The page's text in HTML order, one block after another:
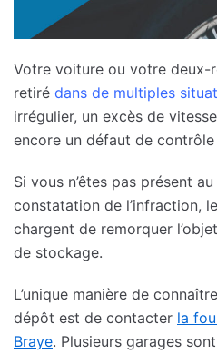
Votre voiture ou votre deux-
retiré dans de multiples
irrégulier, un excès de
encore un défaut de contrôle
Si vous n’êtes pas présent
constatation de l’infraction,
chargent de remorquer
de stockage.
L’unique manière de
dépôt est de contacter la
Braye. Plusieurs garages